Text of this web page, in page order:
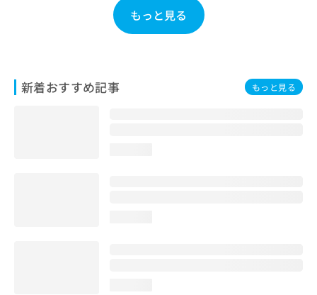
もっと見る
新着おすすめ記事 もっと見る
せ
は